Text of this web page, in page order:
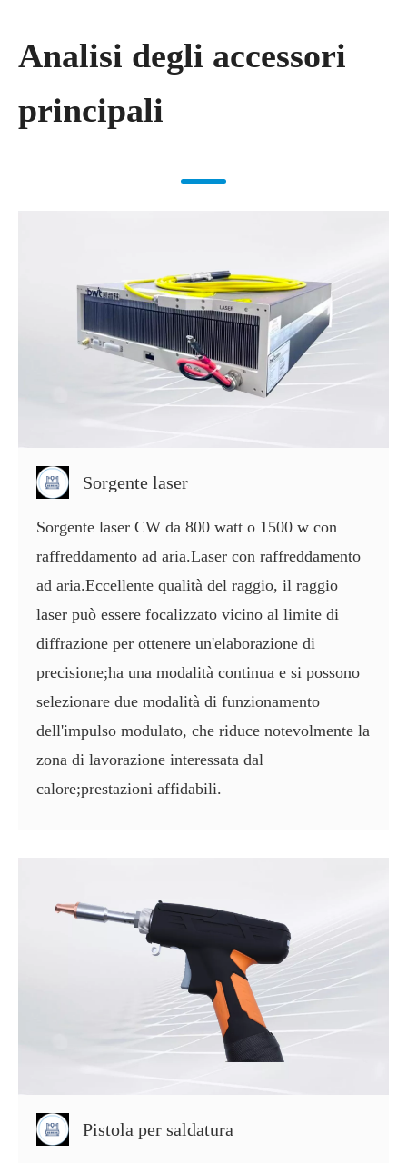
Analisi degli accessori
principali​​​​​​​
Sorgente laser
Sorgente laser CW da 800 watt o 1500 w con
raffreddamento ad aria.Laser con raffreddamento
ad aria.Eccellente qualità del raggio, il raggio
laser può essere focalizzato vicino al limite di
diffrazione per ottenere un'elaborazione di
precisione;ha una modalità continua e si possono
selezionare due modalità di funzionamento
dell'impulso modulato, che riduce notevolmente la
zona di lavorazione interessata dal
calore;prestazioni affidabili.
Pistola per saldatura